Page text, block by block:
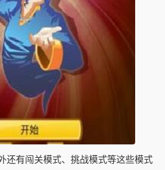
还有闯关模式、挑战模式等这些模式